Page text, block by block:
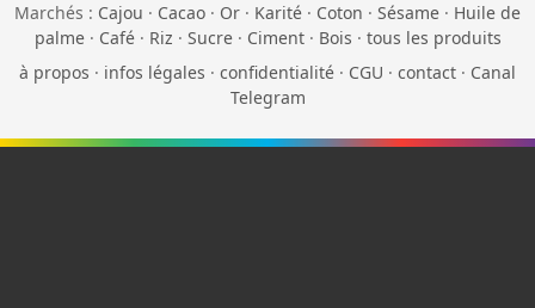
Marchés : Cajou · Cacao · Or · Karité · Coton · Sésame · Huile de
palme· Café· Riz · Sucre· Ciment· Bois · tous les produits
à propos · infos légales · confidentialité · CGU · contact · Canal
Telegram